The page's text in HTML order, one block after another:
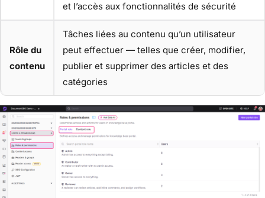
et l’accès aux fonctionnalités de sécurité
Rôle du
contenu
Tâches liées au contenu qu’un utilisateur
peut effectuer — telles que créer, modifier,
publier et supprimer des articles et des
catégories